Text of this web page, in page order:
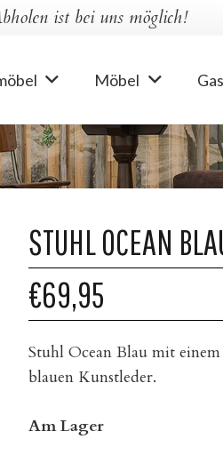
ist bei uns möglich!
Möbel
STUHL OCEAN
€69,95
Stuhl Ocean Blau mit
blauen Kunstleder.
Am Lager